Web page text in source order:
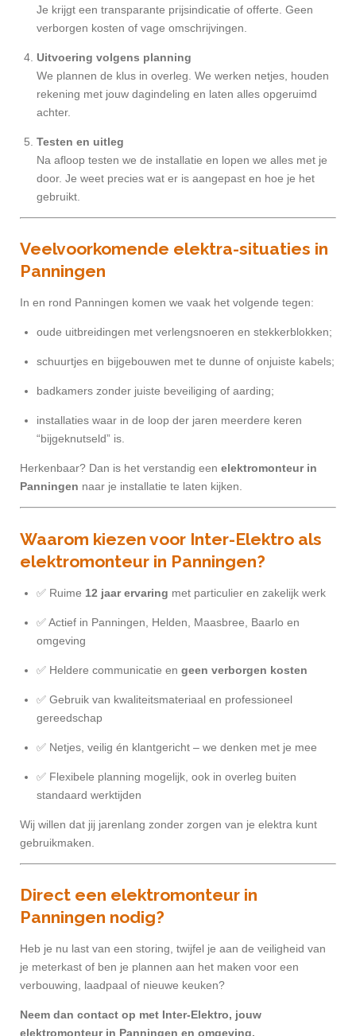
Je krijgt een transparante prijsindicatie of offerte. Geen
verborgen kosten of vage omschrijvingen.
Uitvoering volgens planning
We plannen de klus in overleg. We werken netjes, houden
rekening met jouw dagindeling en laten alles opgeruimd
achter.
Testen en uitleg
Na afloop testen we de installatie en lopen we alles met je
door. Je weet precies wat er is aangepast en hoe je het
gebruikt.
Veelvoorkomende elektra-situaties in
Panningen
In en rond Panningen komen we vaak het volgende tegen:
oude uitbreidingen met verlengsnoeren en stekkerblokken;
schuurtjes en bijgebouwen met te dunne of onjuiste kabels;
badkamers zonder juiste beveiliging of aarding;
installaties waar in de loop der jaren meerdere keren
“bijgeknutseld” is.
Herkenbaar? Dan is het verstandig een elektromonteur in
Panningen naar je installatie te laten kijken.
Waarom kiezen voor Inter-Elektro als
elektromonteur in Panningen?
✅ Ruime 12 jaar ervaring met particulier en zakelijk werk
✅ Actief in Panningen, Helden, Maasbree, Baarlo en
omgeving
✅ Heldere communicatie en geen verborgen kosten
✅ Gebruik van kwaliteitsmateriaal en professioneel
gereedschap
✅ Netjes, veilig én klantgericht – we denken met je mee
✅ Flexibele planning mogelijk, ook in overleg buiten
standaard werktijden
Wij willen dat jij jarenlang zonder zorgen van je elektra kunt
gebruikmaken.
Direct een elektromonteur in
Panningen nodig?
Heb je nu last van een storing, twijfel je aan de veiligheid van
je meterkast of ben je plannen aan het maken voor een
verbouwing, laadpaal of nieuwe keuken?
Neem dan contact op met Inter-Elektro, jouw
elektromonteur in Panningen en omgeving.